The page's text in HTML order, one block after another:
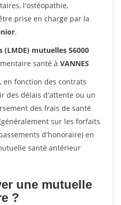
l'ostéopathie,
prise en charge par la
.
mutuelles 56000
santé à VANNES
, en fonction des contrats
des délais d'attente ou un
des frais de santé
sur les forfaits
d'honoraire) en
santé antérieur
une mutuelle
?